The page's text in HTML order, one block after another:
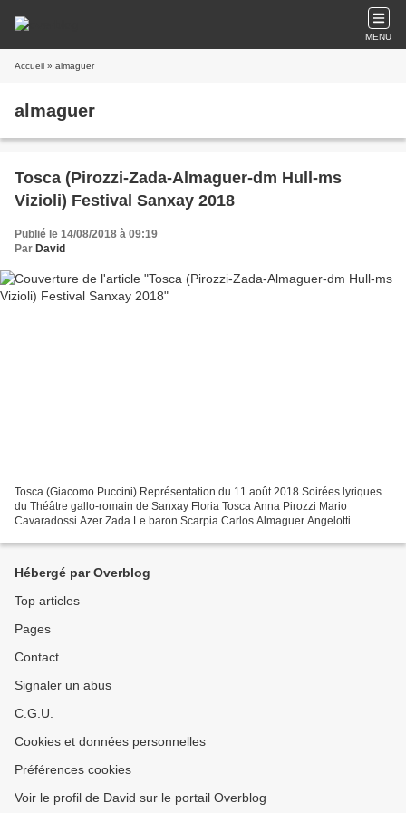
MENU
Accueil » almaguer
almaguer
Tosca (Pirozzi-Zada-Almaguer-dm Hull-ms
Vizioli) Festival Sanxay 2018
Publié le 14/08/2018 à 09:19
Par David
Tosca (Giacomo Puccini) Représentation du 11 août 2018 Soirées lyriques
du Théâtre gallo-romain de Sanxay Floria Tosca Anna Pirozzi Mario
Cavaradossi Azer Zada Le baron Scarpia Carlos Almaguer Angelotti
Hébergé par Overblog
Top articles
Pages
Contact
Signaler un abus
C.G.U.
Cookies et données personnelles
Préférences cookies
Voir le profil de David sur le portail Overblog